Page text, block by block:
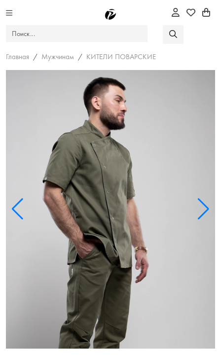
Главная Мужчинам КИТЕЛИ ПОВАРСКИЕ